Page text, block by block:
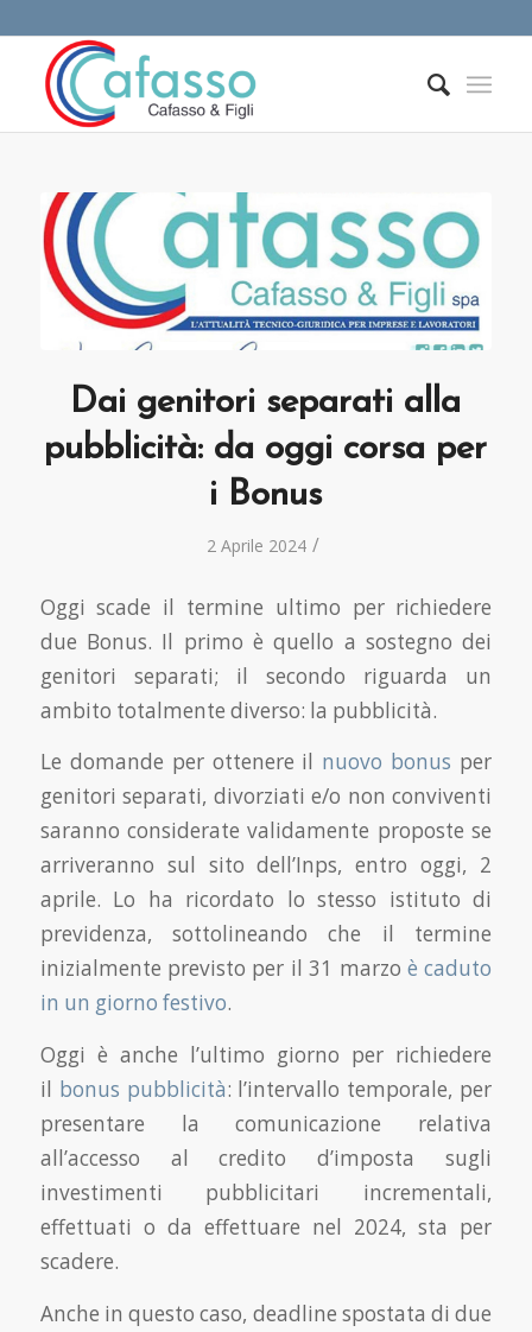
Dai genitori separati alla
pubblicità: da oggi corsa per
i Bonus
2 Aprile 2024 /
Oggi scade il termine ultimo per richiedere
due Bonus. Il primo è quello a sostegno dei
genitori separati; il secondo riguarda un
ambito totalmente diverso: la pubblicità.
Le domande per ottenere il nuovo bonus per
genitori separati, divorziati e/o non conviventi
saranno considerate validamente proposte se
arriveranno sul sito dell’Inps, entro oggi, 2
aprile. Lo ha ricordato lo stesso istituto di
previdenza, sottolineando che il termine
inizialmente previsto per il 31 marzo è caduto
in un giorno festivo.
Oggi è anche l’ultimo giorno per richiedere
il bonus pubblicità: l’intervallo temporale, per
presentare la comunicazione relativa
all’accesso al credito d’imposta sugli
investimenti pubblicitari incrementali,
effettuati o da effettuare nel 2024, sta per
scadere.
Anche in questo caso, deadline spostata di due